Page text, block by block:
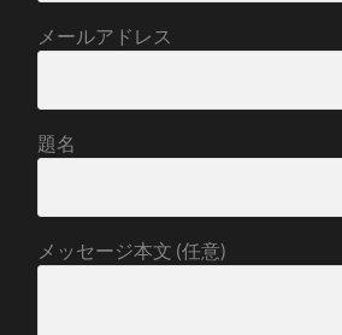
メールアドレス
題名
メッセージ本文 (任意)